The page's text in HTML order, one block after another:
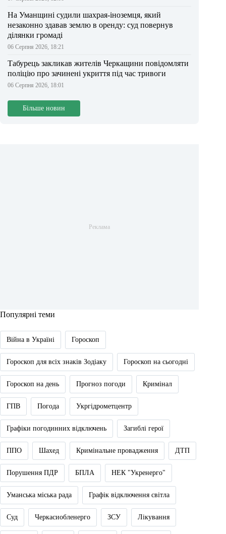
На Уманщині судили шахрая-іноземця, який
незаконно здавав землю в оренду: суд повернув
ділянки громаді
06 Серпня 2026, 18:21
Табурець закликав жителів Черкащини повідомляти
поліцію про зачинені укриття під час тривоги
06 Серпня 2026, 18:01
Більше новин
Популярні теми
Війна в Україні Гороскоп
Гороскоп для всіх знаків Зодіаку Гороскоп на сьогодні
Гороскоп на день Прогноз погоди Кримінал
ГПВ Погода Укргідрометцентр
Графіки погодинних відключень Загиблі герої
ППО Шахед Кримінальне провадження ДТП
Порушення ПДР БПЛА НЕК "Укренерго"
Уманська міська рада Графік відключення світла
Суд Черкасиобленерго ЗСУ Лікування